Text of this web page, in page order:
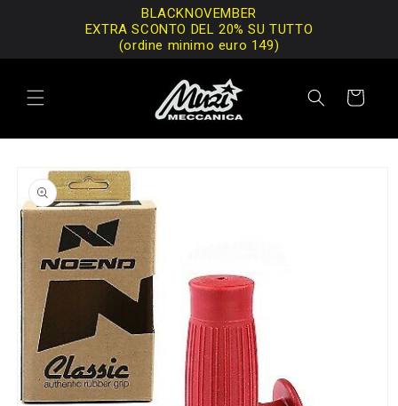
BLACKNOVEMBER
EXTRA SCONTO DEL 20% SU TUTTO
(ordine minimo euro 149)
ai contenuti
Carrello
Passa alle
informazioni
sul prodotto